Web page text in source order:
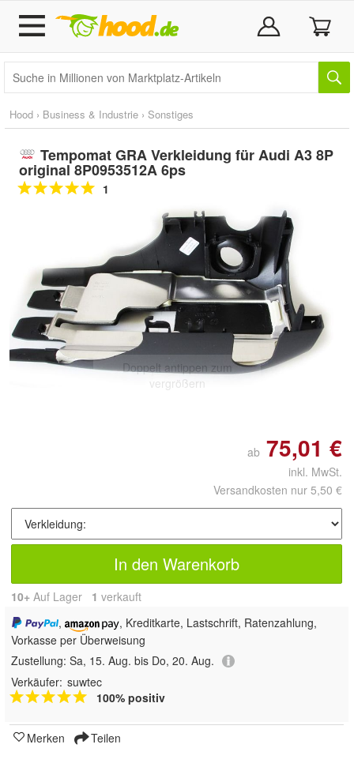
Hood › Business & Industrie › Sonstiges
Tempomat GRA Verkleidung für Audi A3 8P
original 8P0953512A 6ps
1
Doppelt antippen zum
vergrößern
ab 75,01 €
inkl. MwSt.
Versandkosten nur 5,50 €
In den Warenkorb
10+ Auf Lager 1 verkauft
,
, Kreditkarte, Lastschrift, Ratenzahlung,
Vorkasse per Überweisung
Zustellung: Sa, 15. Aug. bis Do, 20. Aug.
Verkäufer: suwtec
100% positiv
Merken Teilen